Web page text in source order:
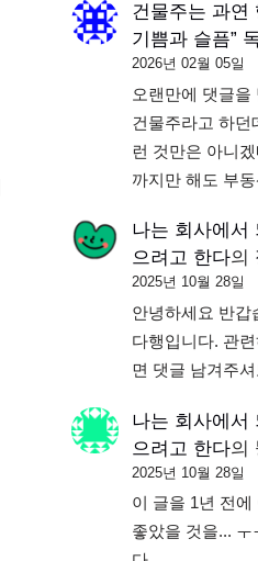
건물주는 과연
기쁨과 슬픔”
2026년 02월 05일
오랜만에 댓글을
건물주라고 하던
런 것만은 아니
까지만 해도 부
나는 회사에서
으려고 한다의
2025년 10월 28일
안녕하세요 반갑
다행입니다. 관
면 댓글 남겨주
나는 회사에서
으려고 한다의
2025년 10월 28일
이 글을 1년 전에
좋았을 것을... ㅜ